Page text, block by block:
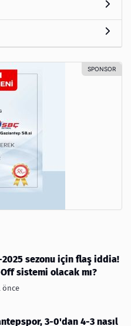
2025 sezonu için flaş iddia!
sistemi olacak mı?
önce
3-0'dan 4-3 nasıl